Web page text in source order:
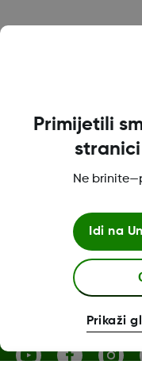
O tvrtki Dexcom
Dexcom ONE+
Više informacija
Primijetili
stranici
Ne
Idi na
Prikaži